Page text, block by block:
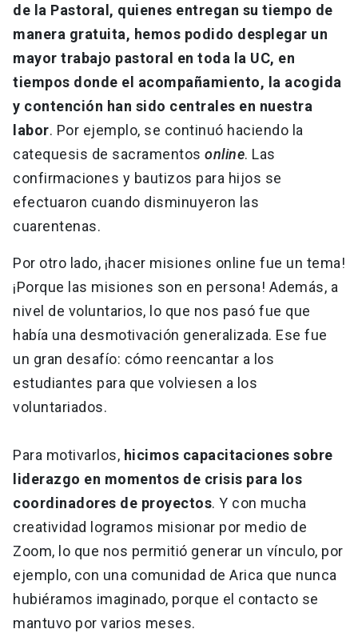
de la Pastoral, quienes entregan su tiempo de
manera gratuita, hemos podido desplegar un
mayor trabajo pastoral en toda la UC, en
tiempos donde el acompañamiento, la acogida
y contención han sido centrales en nuestra
labor. Por ejemplo, se continuó haciendo la
catequesis de sacramentos online. Las
confirmaciones y bautizos para hijos se
efectuaron cuando disminuyeron las
cuarentenas.
Por otro lado, ¡hacer misiones online fue un tema!
¡Porque las misiones son en persona! Además, a
nivel de voluntarios, lo que nos pasó fue que
había una desmotivación generalizada. Ese fue
un gran desafío: cómo reencantar a los
estudiantes para que volviesen a los
voluntariados.
Para motivarlos, hicimos capacitaciones sobre
liderazgo en momentos de crisis para los
coordinadores de proyectos. Y con mucha
creatividad logramos misionar por medio de
Zoom, lo que nos permitió generar un vínculo, por
ejemplo, con una comunidad de Arica que nunca
hubiéramos imaginado, porque el contacto se
mantuvo por varios meses.